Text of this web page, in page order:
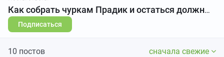
Как собрать чуркам Прадик и остаться должным
Подписаться
10 постов сначала свежие